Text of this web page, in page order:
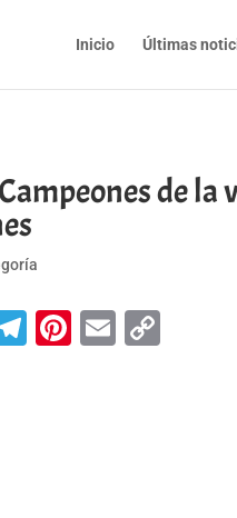
Inicio Últimas
de la
Telegram
Pinterest
Email